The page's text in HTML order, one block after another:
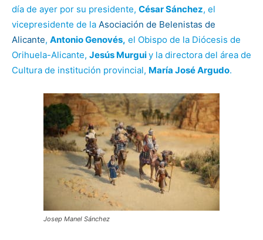
día de ayer por su presidente, César Sánchez, el
vicepresidente de la Asociación de Belenistas de
Alicante, Antonio Genovés, el Obispo de la Diócesis de
Orihuela-Alicante, Jesús Murguiy la directora del área de
Cultura de institución provincial, María José Argudo.
Josep Manel Sánchez